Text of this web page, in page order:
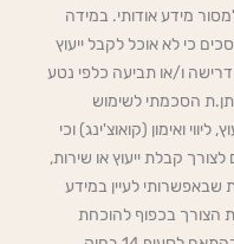
מידע אודותי. במידה
כי לא אוכל לקבל ייעוץ
דרישה ו/או תביעה כלפי נטע
הסכמתי לשימוש
ואימון (קואוצ'ינג) וכי
לצורך קבלת ייעוץ או שירות,
שבאפשרותי לעיין במידע
13 ולתקנו במידת הצורך בכפוף להוכחת